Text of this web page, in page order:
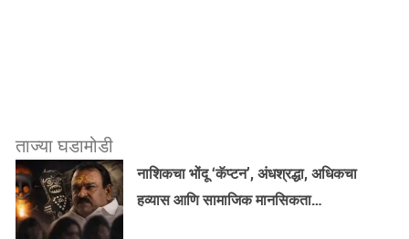
ताज्या घडामोडी
नाशिकचा भोंदू ‘कॅप्टन’, अंधश्रद्धा, अधिकचा
हव्यास आणि सामाजिक मानसिकता…